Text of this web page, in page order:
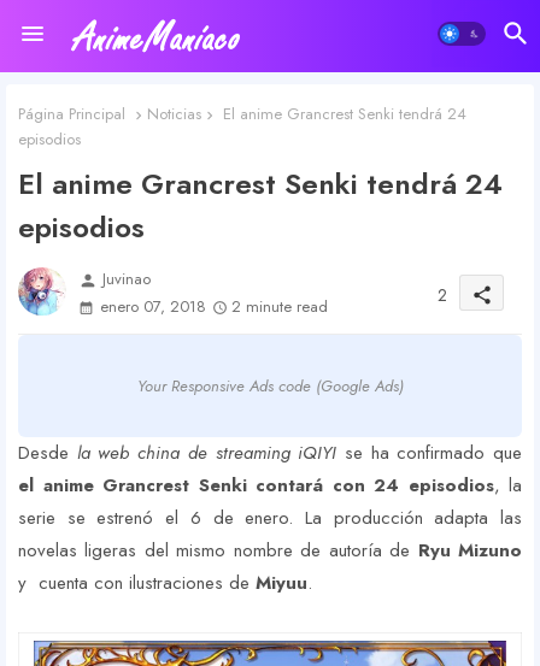
Página Principal Noticias
El anime Grancrest Senki tendrá 24
episodios
El anime Grancrest Senki tendrá 24
episodios
person Juvinao
enero 07, 2018
2 minute read 2 share
Your Responsive Ads code (Google Ads)
Desde la web china de streaming iQIYI se ha confirmado que
el anime Grancrest Senki contará con 24 episodios, la
serie se estrenó el 6 de enero. La producción adapta las
novelas ligeras del mismo nombre de autoría de Ryu Mizuno
y cuenta con ilustraciones de Miyuu.